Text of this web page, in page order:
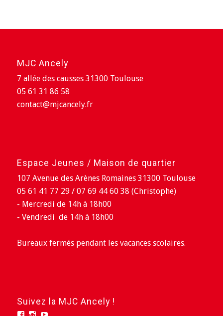
MJC Ancely
7 allée des causses 31300 Toulouse
05 61 31 86 58
contact@mjcancely.fr
Espace Jeunes / Maison de quartier
107 Avenue des Arènes Romaines 31300 Toulouse
05 61 41 77 29 / 07 69 44 60 38 (Christophe)
- Mercredi de 14h à 18h00
- Vendredi de 14h à 18h00
Bureaux fermés pendant les vacances scolaires.
Suivez la MJC Ancely !
FacebookInstagram
YouTube